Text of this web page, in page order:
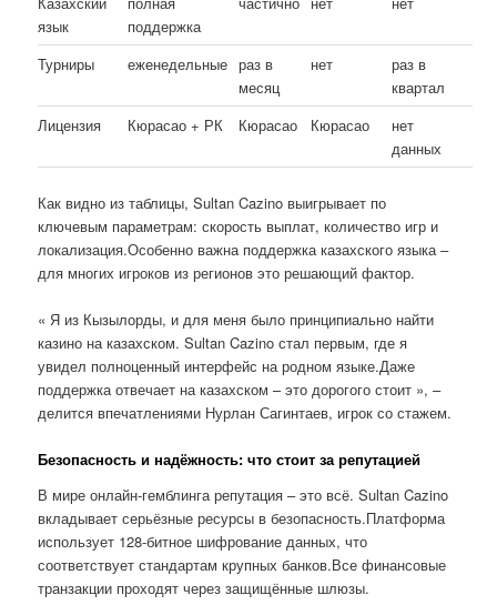
язык
поддержка
Турниры еженедельные раз в
месяц
нет
раз в
квартал
Лицензия
Кюрасао + РК Кюрасао Кюрасао
нет
данных
Как видно из таблицы, Sultan Cazino выигрывает по
ключевым параметрам: скорость выплат, количество игр и
локализация.Особенно важна поддержка казахского языка –
для многих игроков из регионов это решающий фактор.
« Я из Кызылорды, и для меня было принципиально найти
казино на казахском. Sultan Cazino стал первым, где я
увидел полноценный интерфейс на родном языке.Даже
поддержка отвечает на казахском – это дорогого стоит », –
делится впечатлениями Нурлан Сагинтаев, игрок со стажем.
Безопасность и надёжность: что стоит за репутацией
В мире онлайн-гемблинга репутация – это всё. Sultan Cazino
вкладывает серьёзные ресурсы в безопасность.Платформа
использует 128-битное шифрование данных, что
соответствует стандартам крупных банков.Все финансовые
транзакции проходят через защищённые шлюзы.